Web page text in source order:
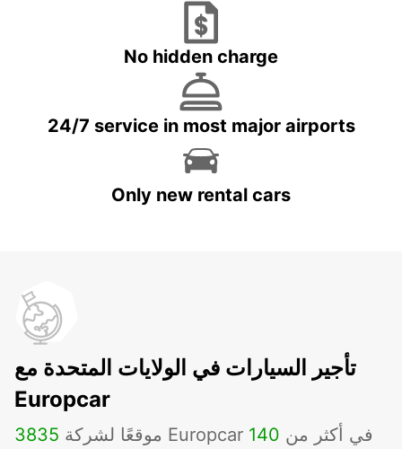
No hidden charge
24/7 service in most major airports
Only new rental cars
تأجير السيارات في الولايات المتحدة مع
Europcar
3835 موقعًا لشركة Europcar في أكثر من 140